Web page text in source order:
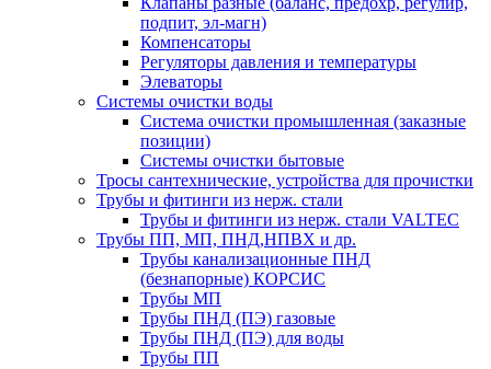
подпит, эл-магн)
Компенсаторы
Регуляторы давления и температуры
Элеваторы
Системы очистки воды
Система очистки промышленная (заказные
позиции)
Системы очистки бытовые
Тросы сантехнические, устройства для прочистки
Трубы и фитинги из нерж. стали
Трубы и фитинги из нерж. стали VALTEC
Трубы ПП, МП, ПНД,НПВХ и др.
Трубы канализационные ПНД
(безнапорные) КОРСИС
Трубы МП
Трубы ПНД (ПЭ) газовые
Трубы ПНД (ПЭ) для воды
Трубы ПП